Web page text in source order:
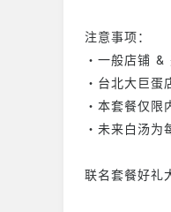
注意事项：
・一般店铺
・台北大巨蛋
・本套餐仅限
・未来白汤为
联名套餐好礼